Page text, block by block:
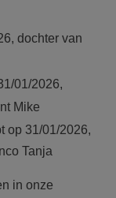
dochter van
01/2026,
Mike
op 31/01/2026,
Tanja
in onze